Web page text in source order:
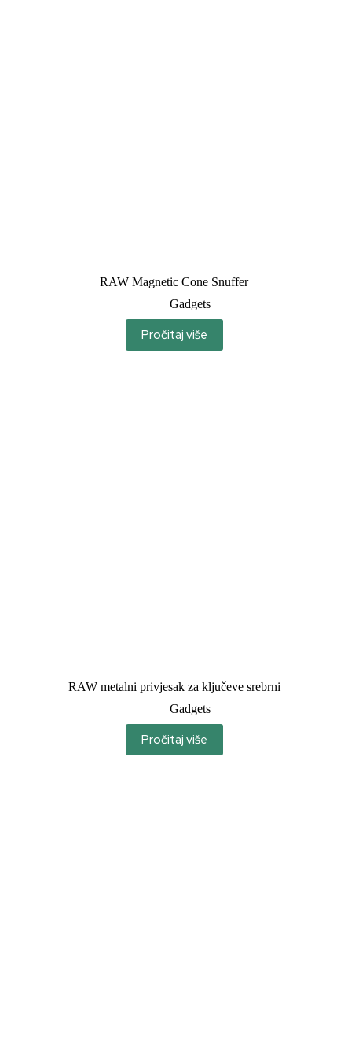
RAW Magnetic Cone Snuffer
Gadgets
Pročitaj više
RAW metalni privjesak za ključeve srebrni
Gadgets
Pročitaj više